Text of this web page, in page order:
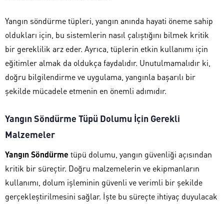
Yangın söndürme tüpleri, yangın anında hayati öneme sahip
oldukları için, bu sistemlerin nasıl çalıştığını bilmek kritik
bir gereklilik arz eder. Ayrıca, tüplerin etkin kullanımı için
eğitimler almak da oldukça faydalıdır. Unutulmamalıdır ki,
doğru bilgilendirme ve uygulama, yangınla başarılı bir
şekilde mücadele etmenin en önemli adımıdır.
Yangın Söndürme Tüpü Dolumu İçin Gerekli
Malzemeler
Yangın Söndürme tüpü dolumu, yangın güvenliği açısından
kritik bir süreçtir. Doğru malzemelerin ve ekipmanların
kullanımı, dolum işleminin güvenli ve verimli bir şekilde
gerçekleştirilmesini sağlar. İşte bu süreçte ihtiyaç duyulacak